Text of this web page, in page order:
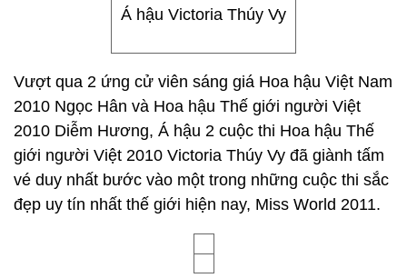
Á hậu Victoria Thúy Vy
Vượt qua 2 ứng cử viên sáng giá Hoa hậu Việt Nam
2010 Ngọc Hân và Hoa hậu Thế giới người Việt
2010 Diễm Hương, Á hậu 2 cuộc thi Hoa hậu Thế
giới người Việt 2010 Victoria Thúy Vy đã giành tấm
vé duy nhất bước vào một trong những cuộc thi sắc
đẹp uy tín nhất thế giới hiện nay, Miss World 2011.